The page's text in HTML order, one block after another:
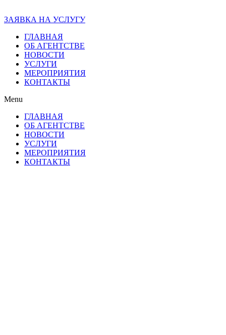
ЗАЯВКА НА УСЛУГУ
ГЛАВНАЯ
ОБ АГЕНТСТВЕ
НОВОСТИ
УСЛУГИ
МЕРОПРИЯТИЯ
КОНТАКТЫ
Menu
ГЛАВНАЯ
ОБ АГЕНТСТВЕ
НОВОСТИ
УСЛУГИ
МЕРОПРИЯТИЯ
КОНТАКТЫ